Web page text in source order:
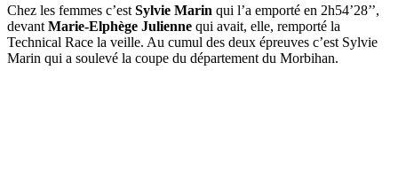
Chez les femmes c’est Sylvie Marin qui l’a emporté en 2h54’28’’,
devant Marie-Elphège Julienne qui avait, elle, remporté la
Technical Race la veille. Au cumul des deux épreuves c’est Sylvie
Marin qui a soulevé la coupe du département du Morbihan.